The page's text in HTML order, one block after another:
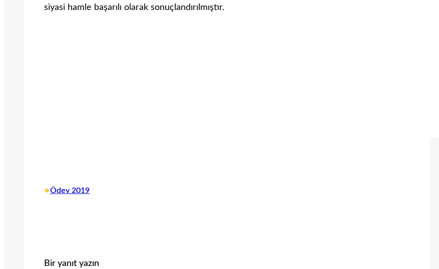
siyasi hamle başarılı olarak sonuçlandırılmıştır.
•Ödev 2019
Bir yanıt yazın